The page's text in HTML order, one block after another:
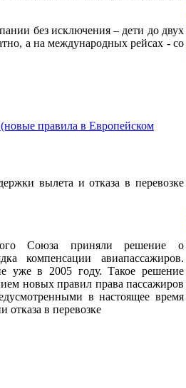
без исключения – дети до двух
а на международных рейсах - со
правила в Европейском
вылета и отказа в перевозке
Союза приняли решение о
компенсации авиапассажиров.
уже в 2005 году. Такое решение
новых правил права пассажиров
в настоящее время
в перевозке